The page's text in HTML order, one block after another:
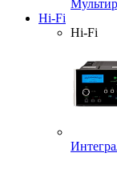
Hi-Fi
Hi-Fi